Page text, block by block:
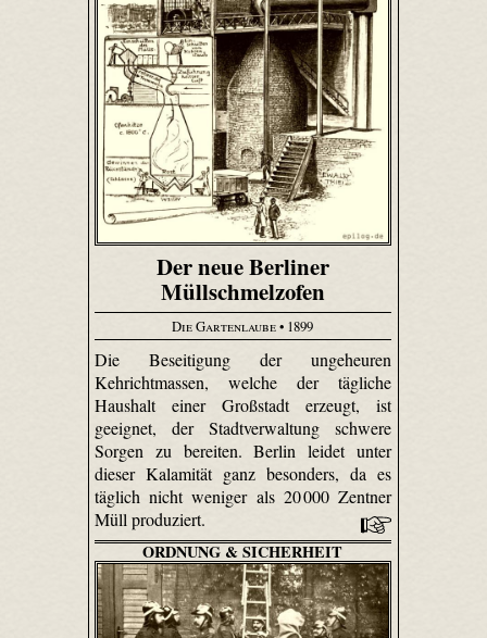
Der neue Berliner
Müllschmelzofen
Die Gartenlaube• 1899
Die Beseitigung der ungeheuren
Kehrichtmassen, welche der tägliche
Haushalt einer Großstadt erzeugt, ist
geeignet, der Stadtverwaltung schwere
Sorgen zu bereiten. Berlin leidet unter
dieser Kalamität ganz besonders, da es
täglich nicht weniger als 20 000 Zentner
Müll produziert.
ORDNUNG & SICHERHEIT